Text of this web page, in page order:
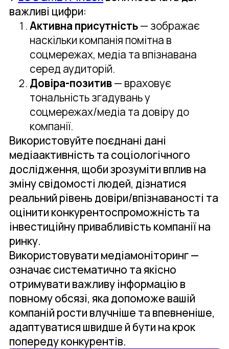
важливі цифри:
Активна присутність— зображає
наскільки компанія помітна в
соцмережах, медіа та впізнавана
серед аудиторій.
Довіра-позитив— враховує
тональність згадувань у
соцмережах/медіа та довіру до
компанії.
Використовуйте поєднані дані
медіаактивність та соціологічного
дослідження, щоби зрозуміти вплив на
зміну свідомості людей, дізнатися
реальний рівень довіри/впізнаваності та
оцінити конкурентоспроможність та
інвестиційну привабливість компанії на
ринку.
Використовувати медіамоніторинг —
означає систематично та якісно
отримувати важливу інформацію в
повному обсязі, яка допоможе вашій
компаній рости влучніше та впевненіше,
адаптуватися швидше й бути на крок
попереду конкурентів.